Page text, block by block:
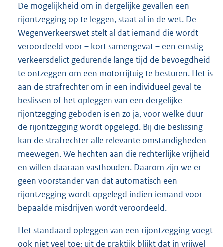
De mogelijkheid om in dergelijke gevallen een
rijontzegging op te leggen, staat al in de wet. De
Wegenverkeerswet stelt al dat iemand die wordt
veroordeeld voor – kort samengevat – een ernstig
verkeersdelict gedurende lange tijd de bevoegdheid
te ontzeggen om een motorrijtuig te besturen. Het is
aan de strafrechter om in een individueel geval te
beslissen of het opleggen van een dergelijke
rijontzegging geboden is en zo ja, voor welke duur
de rijontzegging wordt opgelegd. Bij die beslissing
kan de strafrechter alle relevante omstandigheden
meewegen. We hechten aan die rechterlijke vrijheid
en willen daaraan vasthouden. Daarom zijn we er
geen voorstander van dat automatisch een
rijontzegging wordt opgelegd indien iemand voor
bepaalde misdrijven wordt veroordeeld.
Het standaard opleggen van een rijontzegging voegt
ook niet veel toe: uit de praktijk blijkt dat in vrijwel